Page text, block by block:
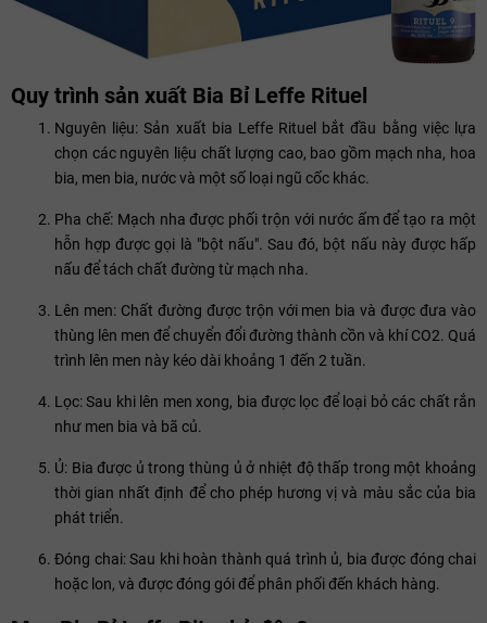
Quy trình sản xuất Bia Bỉ Leffe Rituel
Nguyên liệu: Sản xuất bia Leffe Rituel bắt đầu bằng việc lựa
chọn các nguyên liệu chất lượng cao, bao gồm mạch nha, hoa
bia, men bia, nước và một số loại ngũ cốc khác.
Pha chế: Mạch nha được phối trộn với nước ấm để tạo ra một
hỗn hợp được gọi là "bột nấu". Sau đó, bột nấu này được hấp
nấu để tách chất đường từ mạch nha.
Lên men: Chất đường được trộn với men bia và được đưa vào
thùng lên men để chuyển đổi đường thành cồn và khí CO2. Quá
trình lên men này kéo dài khoảng 1 đến 2 tuần.
Lọc: Sau khi lên men xong, bia được lọc để loại bỏ các chất rắn
như men bia và bã củ.
Ủ: Bia được ủ trong thùng ủ ở nhiệt độ thấp trong một khoảng
thời gian nhất định để cho phép hương vị và màu sắc của bia
phát triển.
Đóng chai: Sau khi hoàn thành quá trình ủ, bia được đóng chai
hoặc lon, và được đóng gói để phân phối đến khách hàng.